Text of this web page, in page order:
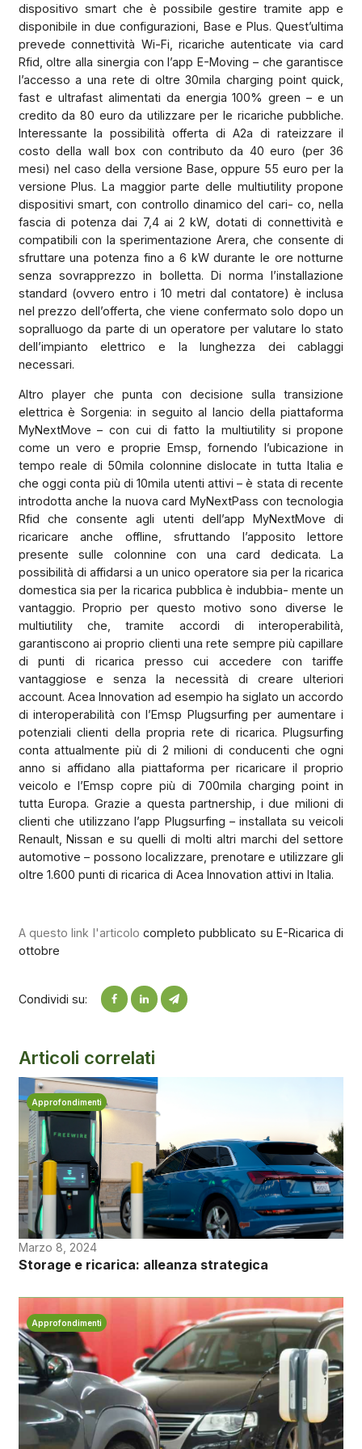
dispositivo smart che è possibile gestire tramite app e
disponibile in due configurazioni, Base e Plus. Quest’ultima
prevede connettività Wi-Fi, ricariche autenticate via card
Rfid, oltre alla sinergia con l’app E-Moving – che garantisce
l’accesso a una rete di oltre 30mila charging point quick,
fast e ultrafast alimentati da energia 100% green – e un
credito da 80 euro da utilizzare per le ricariche pubbliche.
Interessante la possibilità offerta di A2a di rateizzare il
costo della wall box con contributo da 40 euro (per 36
mesi) nel caso della versione Base, oppure 55 euro per la
versione Plus. La maggior parte delle multiutility propone
dispositivi smart, con controllo dinamico del cari- co, nella
fascia di potenza dai 7,4 ai 2 kW, dotati di connettività e
compatibili con la sperimentazione Arera, che consente di
sfruttare una potenza fino a 6 kW durante le ore notturne
senza sovrapprezzo in bolletta. Di norma l’installazione
standard (ovvero entro i 10 metri dal contatore) è inclusa
nel prezzo dell’offerta, che viene confermato solo dopo un
sopralluogo da parte di un operatore per valutare lo stato
dell’impianto elettrico e la lunghezza dei cablaggi
necessari.
Altro player che punta con decisione sulla transizione
elettrica è Sorgenia: in seguito al lancio della piattaforma
MyNextMove – con cui di fatto la multiutility si propone
come un vero e proprie Emsp, fornendo l’ubicazione in
tempo reale di 50mila colonnine dislocate in tutta Italia e
che oggi conta più di 10mila utenti attivi – è stata di recente
introdotta anche la nuova card MyNextPass con tecnologia
Rfid che consente agli utenti dell’app MyNextMove di
ricaricare anche offline, sfruttando l’apposito lettore
presente sulle colonnine con una card dedicata. La
possibilità di affidarsi a un unico operatore sia per la ricarica
domestica sia per la ricarica pubblica è indubbia- mente un
vantaggio. Proprio per questo motivo sono diverse le
multiutility che, tramite accordi di interoperabilità,
garantiscono ai proprio clienti una rete sempre più capillare
di punti di ricarica presso cui accedere con tariffe
vantaggiose e senza la necessità di creare ulteriori
account. Acea Innovation ad esempio ha siglato un accordo
di interoperabilità con l’Emsp Plugsurfing per aumentare i
potenziali clienti della propria rete di ricarica. Plugsurfing
conta attualmente più di 2 milioni di conducenti che ogni
anno si affidano alla piattaforma per ricaricare il proprio
veicolo e l’Emsp copre più di 700mila charging point in
tutta Europa. Grazie a questa partnership, i due milioni di
clienti che utilizzano l’app Plugsurfing – installata su veicoli
Renault, Nissan e su quelli di molti altri marchi del settore
automotive – possono localizzare, prenotare e utilizzare gli
oltre 1.600 punti di ricarica di Acea Innovation attivi in Italia.
A questo link l'articolo completo pubblicato su E-Ricarica di
ottobre
Condividi su:
Articoli correlati
Approfondimenti
Marzo 8, 2024
Storage e ricarica: alleanza strategica
Approfondimenti